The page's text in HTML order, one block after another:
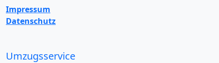
Impressum
Datenschutz
Umzugsservice